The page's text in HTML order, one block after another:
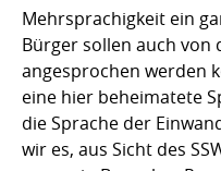
Mehrsprachigkeit ein
Bürger sollen auch von
angesprochen werden
eine hier beheimatete
die Sprache der
wir es, aus Sicht des